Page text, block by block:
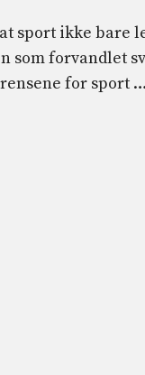
sport ikke bare
som forvandlet
for sport